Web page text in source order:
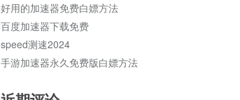
好用的加速器免费白嫖方法
百度加速器下载免费
speed测速2024
手游加速器永久免费版白嫖方法